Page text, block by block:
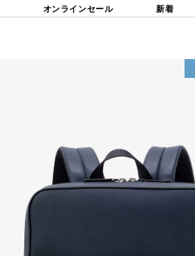
オンラインセール 新着